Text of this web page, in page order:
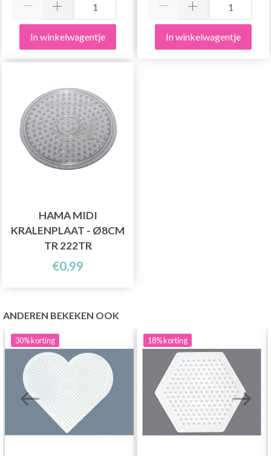
In winkelwagentje In winkelwagentje
HAMA MIDI
KRALENPLAAT - Ø8CM
TR 222TR
€0,99
ANDEREN BEKEKEN OOK
30%korting 18%korting